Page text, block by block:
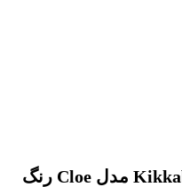
کالسکه مسافرتی کیکابو Kikkaboo مدل Cloe رنگ